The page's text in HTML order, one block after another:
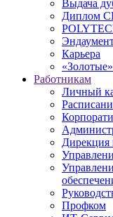
Выдача
Диплом
Карьера
Работникам
Личный
Дирекция
Профком